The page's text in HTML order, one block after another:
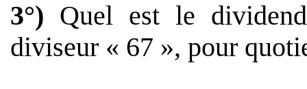
3°) Quel est le
diviseur « 67 », pour